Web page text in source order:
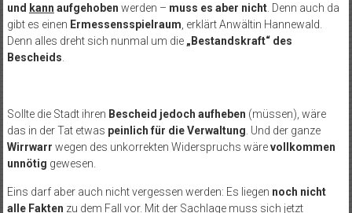
und kann aufgehoben werden – muss es aber nicht. Denn auch da
gibt es einen Ermessensspielraum , erklärt Anwältin Hannewald.
Denn alles dreht sich nunmal um die „Bestandskraft“ des
Bescheids
Sollte die Stadt ihren Bescheid jedoch aufheben (müssen), wäre
das in der Tat etwas peinlich für die Verwaltung . Und der ganze
Wirrwarr wegen des unkorrekten Widerspruchs wärevollkommen
unnötig gewesen.
Eins darf aber auch nicht vergessen werden: Es liegen noch nicht
alle Fakten zu dem Fall vor. Mit der Sachlage muss sich jetzt